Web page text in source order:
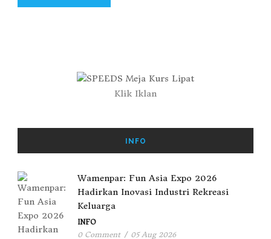
Klik Iklan
INFO
Wamenpar: Fun Asia Expo 2026
Hadirkan Inovasi Industri Rekreasi
Keluarga
INFO
0 Comment / 05 Aug 2026